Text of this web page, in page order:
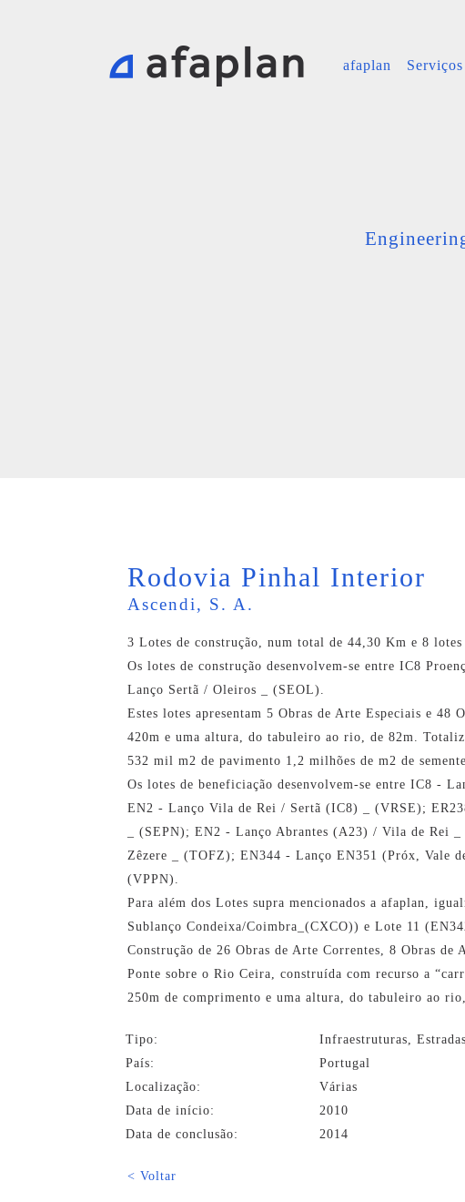
afaplan Serviços
Rodovia Pinhal Interior
Ascendi, S. A.
3 Lotes de construção, num total de 44,30 Km e 8
Os lotes de construção desenvolvem-se entre IC8
Lanço Sertã / Oleiros _ (SEOL).
Estes lotes apresentam 5 Obras de Arte Especiais e 48
420m e uma altura, do tabuleiro ao rio, de 82m.
532 mil m2 de pavimento 1,2 milhões de m2 de
Os lotes de beneficiação desenvolvem-se entre IC8 -
EN2 - Lanço Vila de Rei / Sertã (IC8) _ (VRSE);
_ (SEPN); EN2 - Lanço Abrantes (A23) / Vila de Rei
Zêzere _ (TOFZ); EN344 - Lanço EN351 (Próx, Vale
(VPPN).
Para além dos Lotes supra mencionados a afaplan,
Sublanço Condeixa/Coimbra_(CXCO)) e Lote 11
Construção de 26 Obras de Arte Correntes, 8 Obras
Ponte sobre o Rio Ceira, construída com recurso a
250m de comprimento e uma altura, do tabuleiro ao
Tipo:
Infraestruturas,
País:
Portugal
Localização:
Várias
Data de início:
2010
Data de conclusão:
2014
< Voltar